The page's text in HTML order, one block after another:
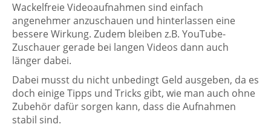
Wackelfreie Videoaufnahmen sind einfach
angenehmer anzuschauen und hinterlassen eine
bessere Wirkung. Zudem bleiben z.B. YouTube-
Zuschauer gerade bei langen Videos dann auch
länger dabei.
Dabei musst du nicht unbedingt Geld ausgeben, da es
doch einige Tipps und Tricks gibt, wie man auch ohne
Zubehör dafür sorgen kann, dass die Aufnahmen
stabil sind.